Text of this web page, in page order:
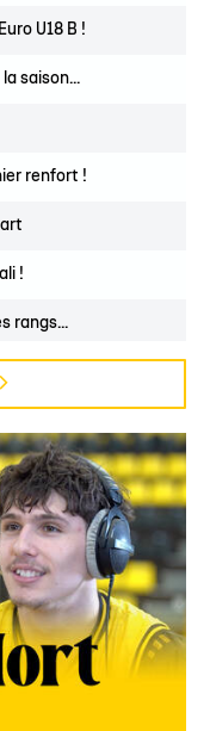
U18 B !
saison...
renfort !
!
rangs...